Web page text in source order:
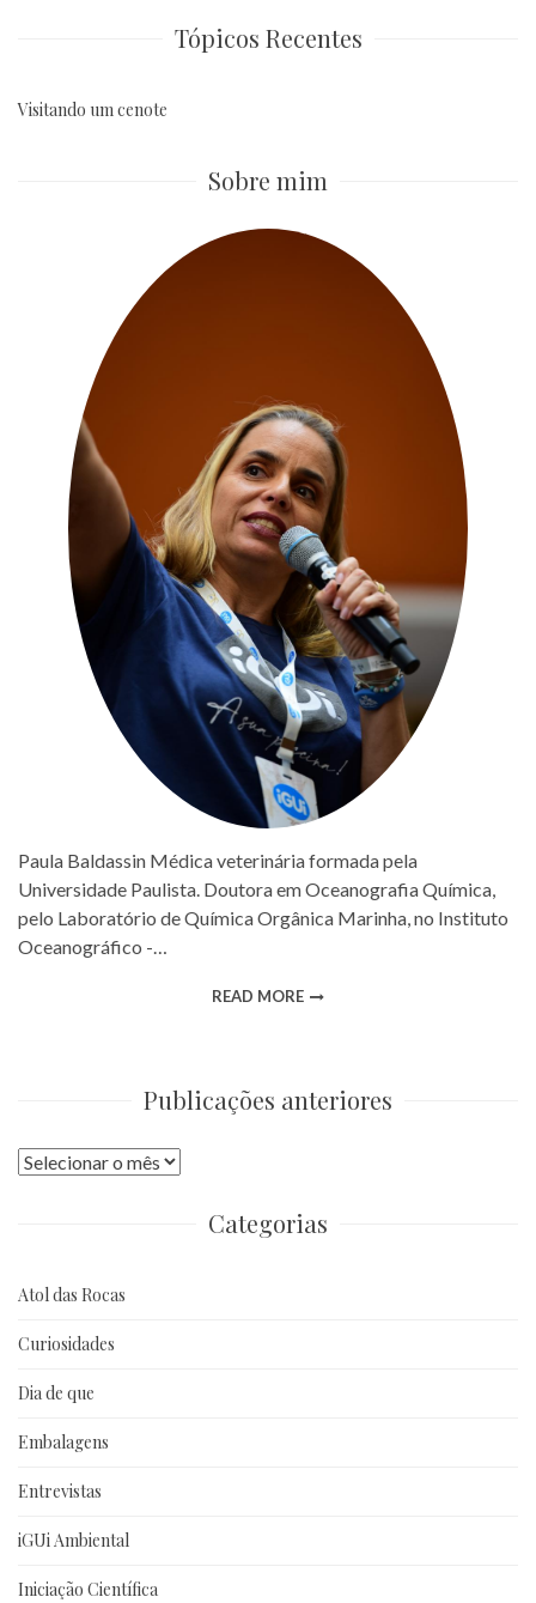
Tópicos Recentes
Visitando um cenote
Sobre mim
Paula Baldassin Médica veterinária formada pela
Universidade Paulista. Doutora em Oceanografia Química,
pelo Laboratório de Química Orgânica Marinha, no Instituto
Oceanográfico -…
READ MORE
Publicações anteriores
Publicações
Categorias
Atol das Rocas
Curiosidades
Dia de que
Embalagens
Entrevistas
iGUi Ambiental
Iniciação Científica